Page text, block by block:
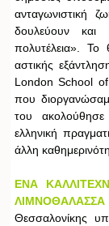
ανταγωνιστική
δουλεύουν και
πολυτέλεια».
αστικής
London School
που
του
ελληνική
άλλη
ΕΝΑ
ΛΙΜΝΟΘΑΛΑΣΣΑ
Θεσσαλονίκης